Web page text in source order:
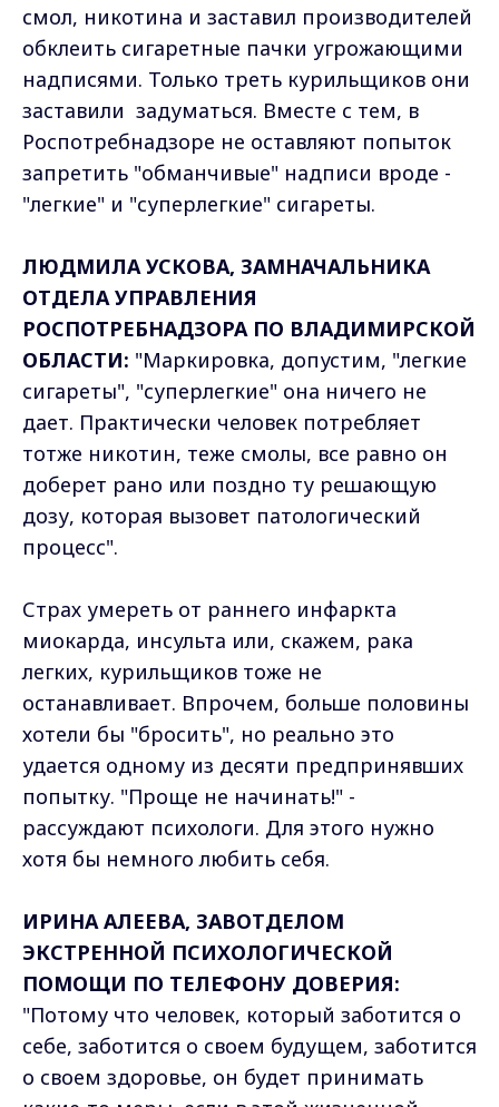
смол, никотина и заставил производителей
обклеить сигаретные пачки угрожающими
надписями. Только треть курильщиков они
заставили задуматься. Вместе с тем, в
Роспотребнадзоре не оставляют попыток
запретить "обманчивые" надписи вроде -
"легкие" и "суперлегкие" сигареты.
ЛЮДМИЛА УСКОВА, ЗАМНАЧАЛЬНИКА
ОТДЕЛА УПРАВЛЕНИЯ
РОСПОТРЕБНАДЗОРА ПО ВЛАДИМИРСКОЙ
ОБЛАСТИ: "Маркировка, допустим, "легкие
сигареты", "суперлегкие" она ничего не
дает. Практически человек потребляет
тотже никотин, теже смолы, все равно он
доберет рано или поздно ту решающую
дозу, которая вызовет патологический
процесс".
Страх умереть от раннего инфаркта
миокарда, инсульта или, скажем, рака
легких, курильщиков тоже не
останавливает. Впрочем, больше половины
хотели бы "бросить", но реально это
удается одному из десяти предпринявших
попытку. "Проще не начинать!" -
рассуждают психологи. Для этого нужно
хотя бы немного любить себя.
ИРИНА АЛЕЕВА, ЗАВОТДЕЛОМ
ЭКСТРЕННОЙ ПСИХОЛОГИЧЕСКОЙ
ПОМОЩИ ПО ТЕЛЕФОНУ ДОВЕРИЯ:
"Потому что человек, который заботится о
себе, заботится о своем будущем, заботится
о своем здоровье, он будет принимать